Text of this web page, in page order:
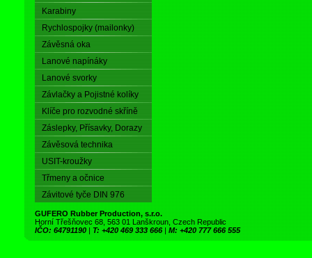
Karabiny
Rychlospojky (mailonky)
Závěsná oka
Lanové napínáky
Lanové svorky
Závlačky a Pojistné kolíky
Klíče pro rozvodné skříně
Záslepky, Přísavky, Dorazy
Závěsová technika
USIT-kroužky
Třmeny a očnice
Závitové tyče DIN 976
GUFERO Rubber Production, s.r.o.
Horní Třešňovec 68, 563 01 Lanškroun, Czech Republic
IČO: 64791190 | T: +420 469 333 666 | M: +420 777 666 555